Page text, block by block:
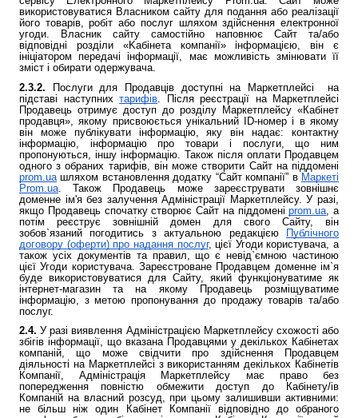
використовуватися Власником сайту для подання або реалізації
його товарів, робіт або послуг шляхом здійснення електронної
угоди. Власник сайту самостійно наповнює Сайт та/або
відповідні розділи «Kабінета компанії» інформацією, він є
ініціатором передачі інформації, має можливість змінювати її
зміст і обирати одержувача.
2.3.2. Послуги для Продавців доступні на Маркетплейсі на
підставі наступних тарифів . Після реєстрації на Маркетплейсі
Продавець отримує доступ до розділу Маркетплейсу «Кабінет
продавця», якому присвоюється унікальний ID-номер і в якому
він може публікувати інформацію, яку він надає: контактну
інформацію, інформацію про товари і послуги, що ним
пропонуються, іншу інформацію. Також після оплати Продавцем
одного з обраних тарифів, він може створити Сайт на піддомені
prom.ua шляхом встановлення додатку “Сайт компанії” в Маркеті
Prom.ua . Також Продавець може зареєструвати зовнішнє
доменне ім'я без залучення Адміністрації Маркетплейсу. У разі,
якщо Продавець спочатку створює Сайт на піддоменіprom.ua , а
потім реєструє зовнішній домен для свого Сайту, він
зобов`язаний погодитись з актуальною редакцією Публічного
договору (оферти) про надання послуг, цієї Угоди користувача, а
також усіх документів та правил, що є невід`ємною частиною
цієї Угоди користувача. Зареєстроване Продавцем доменне ім`я
буде використовуватися для Сайту, який функціонуватиме як
інтернет-магазин та на якому Продавець розміщуватиме
інформацію, з метою пропонування до продажу товарів та/або
послуг.
2.4. У разі виявлення Адміністрацією Маркетплейсу схожості або
збігів інформації, що вказана Продавцями у декількох Кабінетах
компаній, що може свідчити про здійснення Продавцем
діяльності на Маркетплейсі з використанням декількох Кабінетів
Компанії, Адміністрація Маркетплейсу має право без
попередження повністю обмежити доступ до Кабінету/ів
Компаній на власний розсуд, при цьому залишивши активними:
не більш ніж один Кабінет Компанії відповідно до обраного